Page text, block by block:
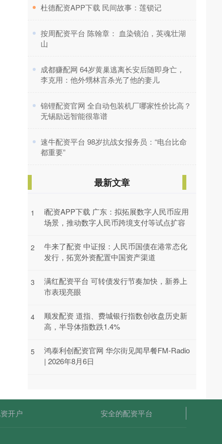
​杜德配资APP下载 民间故事：莲锁记
​按周配资平台 陈翰章： 血染镜泊，英魂壮湖
山
​成都赚配网 64岁黄巢逃离长安后随即身亡，
李克用：他外甥林言杀光了他的妻儿
​锦锂配资官网 全自动包装机厂哪家性价比高？
无锡励远智能很靠谱
​速牛配资平台 98岁抗战女报务员：“电台比命
都重要”
最新文章
1
i配资APP下载 广东：拟拓展数字人民币应用
场景，推动数字人民币跨境支付等试点扩容
2
牛来了配资 中证报：人民币国债在港常态化
发行，拓宽外资配置中国资产渠道
3
满红配资平台 可转债发行节奏加快，新券上
市表现亮眼
4
顺发配资 道指、费城银行指数创收盘历史新
高，半导体指数跌1.4%
5
鸿泰利创配资官网 华尔街见闻早餐FM-Radio
| 2026年8月6日
开户 安全的配资平台